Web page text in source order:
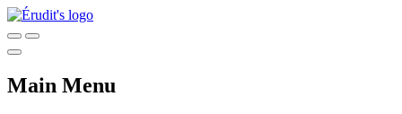
Main Menu